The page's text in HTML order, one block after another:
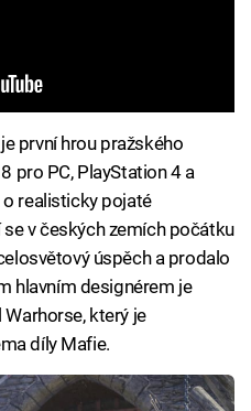
první hrou pražského
pro PC, PlayStation 4 a
o realisticky pojaté
v českých zemích počátku
úspěch a prodalo
hlavním designérem je
který je
díly Mafie.